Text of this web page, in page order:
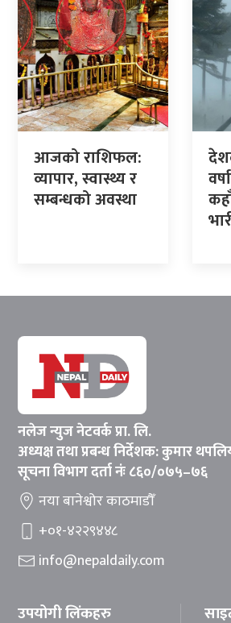
आजको राशिफल:
व्यापार, स्वास्थ्य र
सम्बन्धको अवस्था
नलेज न्युज नेटवर्क प्रा. लि.
अध्यक्ष तथा प्रबन्ध निर्देशक: कुमार
सूचना विभाग दर्ता नंः ८६०/०७५–७६
नया बानेश्वोर काठमाडौँ
+०१-४२२९४४८
info@nepaldaily.com
उपयोगी लिंकहरु